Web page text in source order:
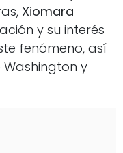
Xiomara
y su interés
fenómeno, así
y